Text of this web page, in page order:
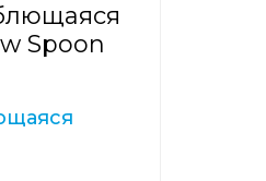
Spoon